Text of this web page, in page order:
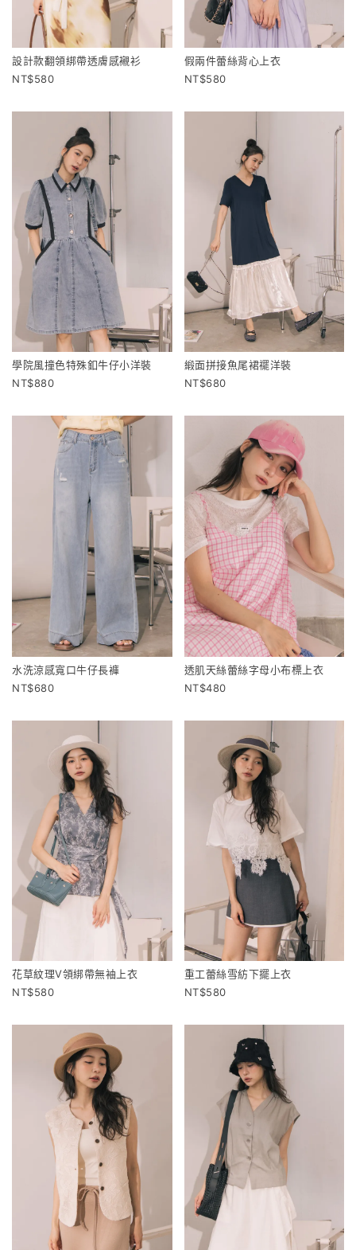
設計款翻領綁帶透膚感襯衫
580
假兩件蕾絲背心上衣
580
學院風撞色特殊釦牛仔小洋裝
880
緞面拼接魚尾裙襬洋裝
680
水洗涼感寬口牛仔長褲
680
透肌天絲蕾絲字母小布標上衣
480
花草紋理V領綁帶無袖上衣
580
重工蕾絲雪紡下擺上衣
580